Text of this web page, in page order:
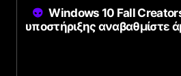
Windows 10 Fall
υποστήριξης αναβαθμίστε